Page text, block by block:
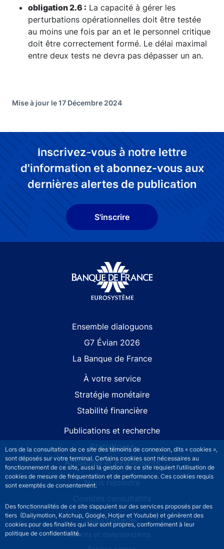
Lors de la consultation de ce site des témoins de connexion, dits « cookies »,
sont déposés sur votre terminal. Certains cookies sont nécessaires au
fonctionnement de ce site, aussi la gestion de ce site requiert l’utilisation de
cookies de mesure de fréquentation et de performance. Ces cookies requis
sont exemptés de consentement.
Des fonctionnalités de ce site s’appuient sur des services proposés par des
tiers (Dailymotion, Katchup, Google, Hotjar et Youtube) et génèrent des
cookies pour des finalités qui leur sont propres, conformément à leur
politique de confidentialité.
obligation 2.6 : La capacité à gérer les
perturbations opérationnelles doit être testée
au moins une fois par an et le personnel critique
doit être correctement formé. Le délai maximal
entre deux tests ne devra pas dépasser un an.
Mise à jour le 17 Décembre 2024
Inscrivez-vous à notre lettre
d'information et abonnez-vous aux
dernières alertes de publication
S'inscrire
Ensemble dialoguons
G7 Évian 2026
La Banque de France
À votre service
Stratégie monétaire
Stabilité financière
Publications et recherche
Statistiques
Actualités et événements
Nous rejoindre
Comités consultatifs
Footer secondary menuNous contacter
Sourds et malentendants